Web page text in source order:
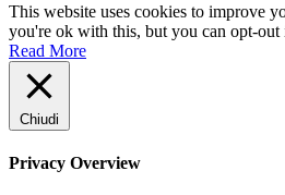
This website uses cookies to improve
you're ok with this, but you can opt-
Read More
Chiudi
Privacy Overview